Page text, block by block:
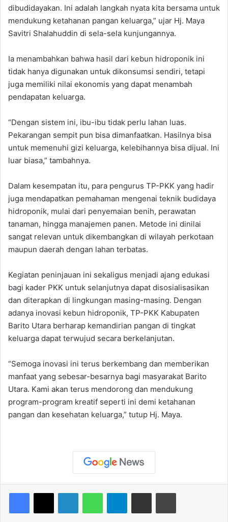
dibudidayakan. Ini adalah langkah nyata kita bersama untuk
mendukung ketahanan pangan keluarga,” ujar Hj. Maya
Savitri Shalahuddin di sela-sela kunjungannya.
Ia menambahkan bahwa hasil dari kebun hidroponik ini
tidak hanya digunakan untuk dikonsumsi sendiri, tetapi
juga memiliki nilai ekonomis yang dapat menambah
pendapatan keluarga.
“Dengan sistem ini, ibu-ibu tidak perlu lahan luas.
Pekarangan sempit pun bisa dimanfaatkan. Hasilnya bisa
untuk memenuhi gizi keluarga, kelebihannya bisa dijual. Ini
luar biasa,” tambahnya.
Dalam kesempatan itu, para pengurus TP-PKK yang hadir
juga mendapatkan pemahaman mengenai teknik budidaya
hidroponik, mulai dari penyemaian benih, perawatan
tanaman, hingga manajemen panen. Metode ini dinilai
sangat relevan untuk dikembangkan di wilayah perkotaan
maupun daerah dengan lahan terbatas.
Kegiatan peninjauan ini sekaligus menjadi ajang edukasi
bagi kader PKK untuk selanjutnya dapat disosialisasikan
dan diterapkan di lingkungan masing-masing. Dengan
adanya inovasi kebun hidroponik, TP-PKK Kabupaten
Barito Utara berharap kemandirian pangan di tingkat
keluarga dapat terwujud secara berkelanjutan.
“Semoga inovasi ini terus berkembang dan memberikan
manfaat yang sebesar-besarnya bagi masyarakat Barito
Utara. Kami akan terus mendorong dan mendukung
program-program kreatif seperti ini demi ketahanan
pangan dan kesehatan keluarga,” tutup Hj. Maya.
Telegram